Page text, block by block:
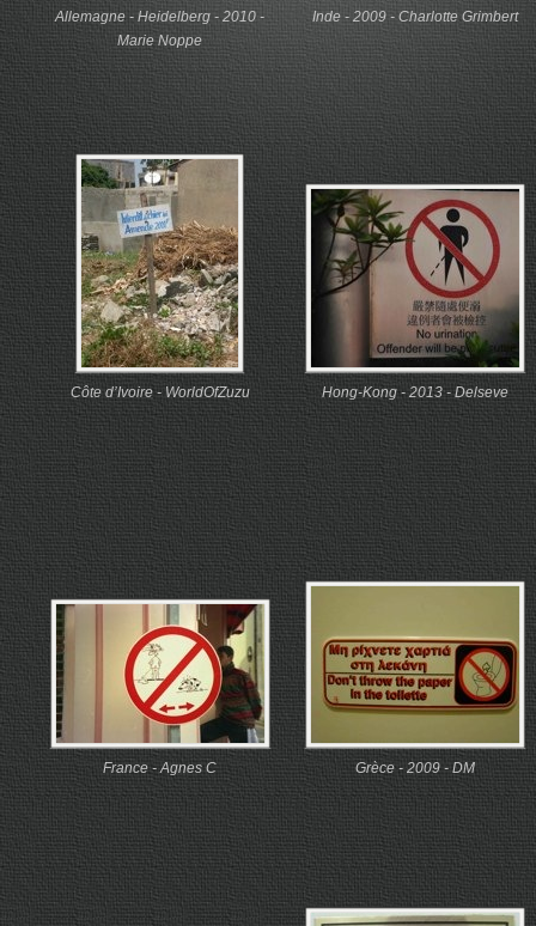
Allemagne - Heidelberg - 2010 -
Marie Noppe
Inde - 2009 - Charlotte Grimbert
Côte d’Ivoire - WorldOfZuzu Hong-Kong - 2013 - Delseve
France - Agnes C Grèce - 2009 - DM